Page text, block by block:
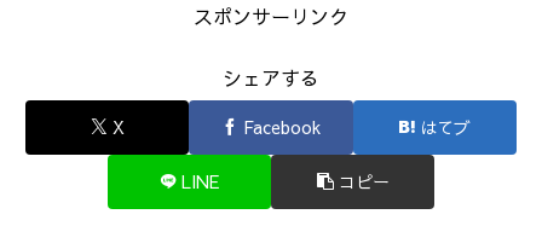
スポンサーリンク
シェアする
X Facebook はてブ
LINE コピー